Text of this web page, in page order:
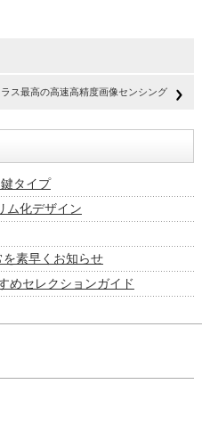
ス最高の高速高精度画像センシング
タイプ
ム化デザイン
素早くお知らせ
めセレクションガイド